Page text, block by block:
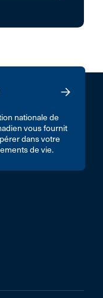
nationale de
vous fournit
dans votre
de vie.